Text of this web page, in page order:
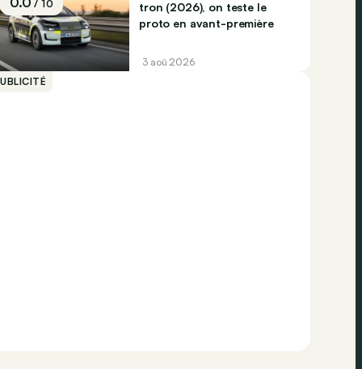
/ 10
tron (2026), on teste le
proto en avant-première
3 aoû 2026